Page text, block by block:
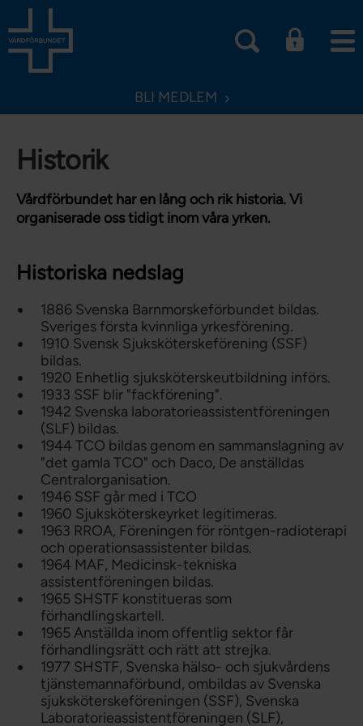
BLI MEDLEM
Historik
Vårdförbundet har en lång och rik historia. Vi
organiserade oss tidigt inom våra yrken.
Historiska nedslag
1886 Svenska Barnmorskeförbundet bildas.
Sveriges första kvinnliga yrkesförening.
1910 Svensk Sjuksköterskeförening (SSF)
bildas.
1920 Enhetlig sjuksköterskeutbildning införs.
1933 SSF blir "fackförening".
1942 Svenska laboratorieassistentföreningen
(SLF) bildas.
1944 TCO bildas genom en sammanslagning av
"det gamla TCO" och Daco, De anställdas
Centralorganisation.
1946 SSF går med i TCO
1960 Sjuksköterskeyrket legitimeras.
1963 RROA, Föreningen för röntgen-radioterapi
och operationsassistenter bildas.
1964 MAF, Medicinsk-tekniska
assistentföreningen bildas.
1965 SHSTF konstitueras som
förhandlingskartell.
1965 Anställda inom offentlig sektor får
förhandlingsrätt och rätt att strejka.
1977 SHSTF, Svenska hälso- och sjukvårdens
tjänstemannaförbund, ombildas av Svenska
sjuksköterskeföreningen (SSF), Svenska
Laboratorieassistentföreningen (SLF),